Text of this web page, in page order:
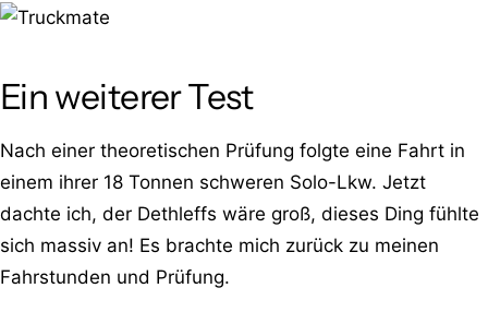
Ein weiterer Test
Nach einer theoretischen Prüfung folgte eine Fahrt in
einem ihrer 18 Tonnen schweren Solo-Lkw. Jetzt
dachte ich, der Dethleffs wäre groß, dieses Ding fühlte
sich massiv an! Es brachte mich zurück zu meinen
Fahrstunden und Prüfung.